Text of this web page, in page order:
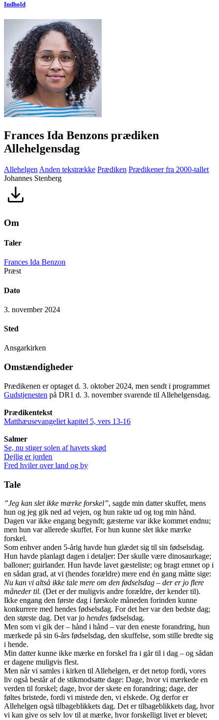
Indhold
Frances Ida Benzons prædiken
Allehelgensdag
Allehelgen Anden tekstrække Prædiken Prædikener fra 2000-tallet
Johannes Stenberg
Om
Taler
Frances Ida Benzon
Præst
Dato
3. november 2024
Sted
Ansgarkirken
Omstændigheder
Prædikenen er optaget d. 3. oktober 2024, men sendt i programmet
Gudstjenesten på DR1 d. 3. november svarende til Allehelgensdag.
Prædikentekst
Matthæusevangeliet kapitel 5, vers 13-16
Salmer
Se, nu stiger solen af havets skød
Dejlig er jorden
Fred hviler over land og by
Tale
”Jeg kan slet ikke mærke forskel”, sagde min datter skuffet, mens
hun og jeg gik ned ad vejen, og hun rakte ud og tog min hånd.
Dagen var ikke engang begyndt; gæsterne var ikke kommet endnu;
men hun var allerede skuffet. For hun kunne slet ikke mærke
forskel.
Som enhver anden 5-årig havde hun glædet sig til sin fødselsdag.
Hun havde planlagt dagen i detaljer: Der skulle være dinosaurkage;
balloner; guirlander. Hun havde lavet gæsteliste; og bragt emnet op i
en sådan grad, at vi (hendes forældre) mere end én gang måtte sige:
Nu kan vi altså ikke tale mere om den fødselsdag – der er jo flere
måneder til. (Det er der muligvis andre forældre, der kender til).
Ikke engang den første dag i førskole måneden forinden kunne
konkurrere med hendes fødselsdag. For det her var den bedste dag;
den største dag. Det var jo hendes fødselsdag.
Men som vi gik der – hånd i hånd – var den eneste forandring, hun
mærkede på sin 6-års fødselsdag, den skuffelse, som stille bredte sig
i hende.
Min datter kunne ikke mærke en forskel fra i går til i dag – og sådan
er dagene muligvis flest.
Men når vi samles i kirken til Allehelgen, er det netop fordi, vores
liv også består af de stikmodsatte dage: Dage, hvor vi mærkede en
verden til forskel; dage, hvor der skete en forandring; dage, der
føltes bristede, fordi vi mistede den, vi elskede. Og derfor er
Allehelgen også tilbageblikkets dag. Det er tilbageblikkets dag, hvor
vi kan give os selv lov til at mærke, hvor forskelligt livet er blevet;